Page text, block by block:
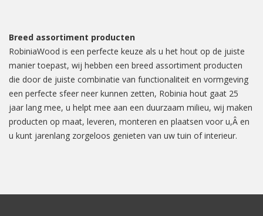
Breed assortiment producten
RobiniaWood is een perfecte keuze als u het hout op de juiste
manier toepast, wij hebben een breed assortiment producten
die door de juiste combinatie van functionaliteit en vormgeving
een perfecte sfeer neer kunnen zetten, Robinia hout gaat 25
jaar lang mee, u helpt mee aan een duurzaam milieu, wij maken
producten op maat, leveren, monteren en plaatsen voor u,Â en
u kunt jarenlang zorgeloos genieten van uw tuin of interieur.